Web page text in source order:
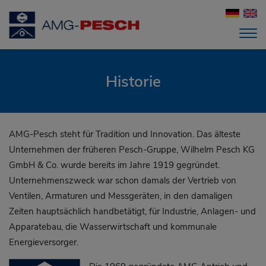
Historie
AMG-Pesch steht für Tradition und Innovation. Das älteste
Unternehmen der früheren Pesch-Gruppe, Wilhelm Pesch KG
GmbH & Co. wurde bereits im Jahre 1919 gegründet.
Unternehmenszweck war schon damals der Vertrieb von
Ventilen, Armaturen und Messgeräten, in den damaligen
Zeiten hauptsächlich handbetätigt, für Industrie, Anlagen- und
Apparatebau, die Wasserwirtschaft und kommunale
Energieversorger.